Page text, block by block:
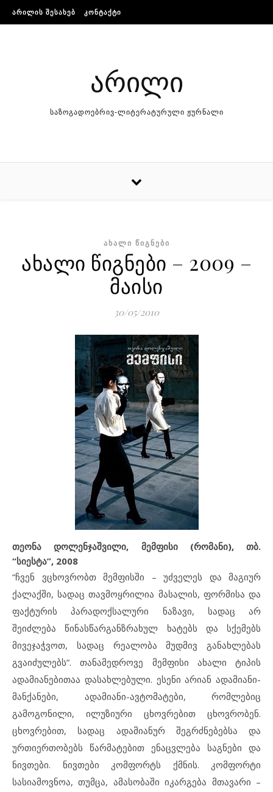
Skip to content
ᲐᲠᲘᲚᲘᲡ ᲨᲔᲡᲐᲮᲔᲑ ᲙᲝᲜᲢᲐᲥᲢᲘ
არილი
საზოგადოებრივ-ლიტერატურული ჟურნალი
ᲐᲮᲐᲚᲘ ᲬᲘᲒᲜᲔᲑᲘ
ახალი წიგნები – 2009 –
მაისი
30/05/2010
თეონა დოლენჯაშვილი, მემფისი (რომანი), თბ.
“სიესტა”, 2008
“ჩვენ ვცხოვრობთ მემფისში – უძველეს და მაგიურ
ქალაქში, სადაც თავმოყრილია მასალის, ფორმისა და
ფაქტურის პარადოქსალური ნაზავი, სადაც არ
შეიძლება წინასწარგანზრახულ ხატებს და სქემებს
მივეჯაჭვოთ, სადაც რეალობა მუდმივ განახლებას
გვაიძულებს”. თანამედროვე მემფისი ახალი ტიპის
ადამიანებითაა დასახლებული. ესენი არიან ადამიანი-
მანქანები, ადამიანი-ავტომატები, რომლებიც
გამოგონილი, ილუზიური ცხოვრებით ცხოვრობენ.
ცხოვრებით, სადაც ადამიანურ შეგრძნებებსა და
ურთიერთობებს წარმატებით ენაცვლება საგნები და
ნივთები. ნივთები კომფორტს ქმნის. კომფორტი
სასიამოვნოა, თუმცა, ამასობაში იკარგება მთავარი –